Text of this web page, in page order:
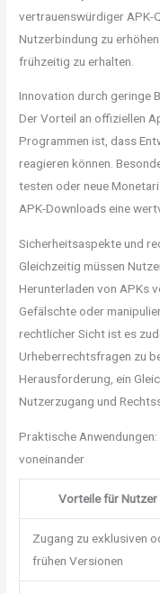
vertrauenswürdiger APK-
Nutzerbindung zu
frühzeitig zu erhalten.
Innovation durch geringe
Der Vorteil an offiziellen
Programmen ist, dass
reagieren können.
testen oder neue
APK-Downloads eine
Sicherheitsaspekte und
Gleichzeitig müssen
Herunterladen von APKs
Gefälschte oder
rechtlicher Sicht ist es
Urheberrechtsfragen zu
Herausforderung, ein
Nutzerzugang und
Praktische
voneinander
Vorteile für Nutzer
Zugang zu exklusiven
frühen Versionen